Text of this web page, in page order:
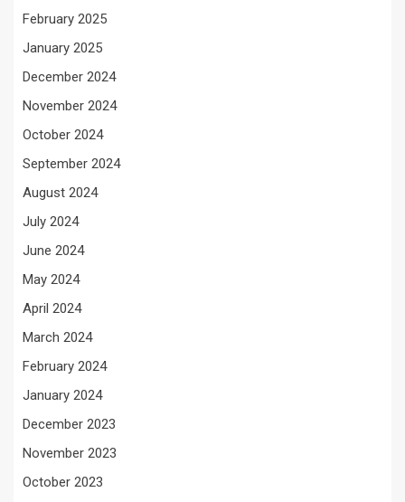
February 2025
January 2025
December 2024
November 2024
October 2024
September 2024
August 2024
July 2024
June 2024
May 2024
April 2024
March 2024
February 2024
January 2024
December 2023
November 2023
October 2023